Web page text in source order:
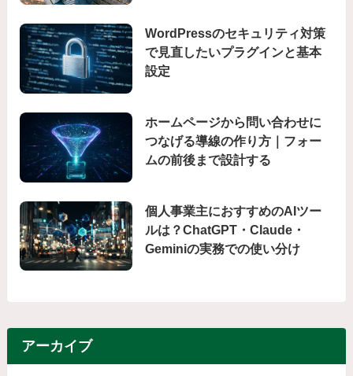
WordPressのセキュリティ対策
で見直したいプラグインと基本
設定
ホームページから問い合わせに
つなげる導線の作り方｜フォー
ムの前後まで設計する
個人事業主におすすめのAIツー
ルは？ChatGPT・Claude・
Geminiの実務での使い分け
アーカイブ